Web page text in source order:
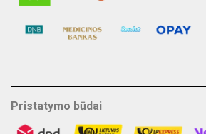
Pristatymo būdai